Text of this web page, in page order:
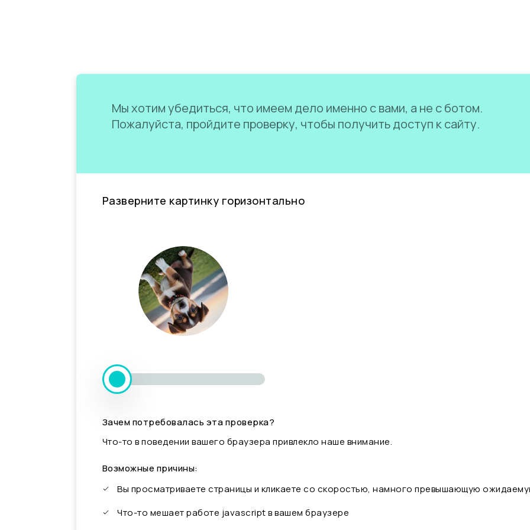
Мы хотим убедиться, что имеем дело именно с вами, а не с ботом.
Пожалуйста, пройдите проверку, чтобы получить доступ к сайту.
Разверните картинку горизонтально
Зачем потребовалась эта проверка?
Что-то в поведении вашего браузера привлекло наше внимание.
Возможные причины:
Вы просматриваете страницы и кликаете со скоростью, намного превышающую
Что-то мешает работе javascript в вашем браузере